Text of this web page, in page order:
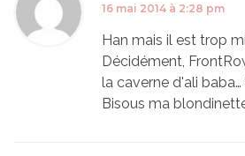
16 mai 2014 à 2:28 pm
Han mais il est trop
Décidément,
la caverne d'ali baba…
Bisous ma